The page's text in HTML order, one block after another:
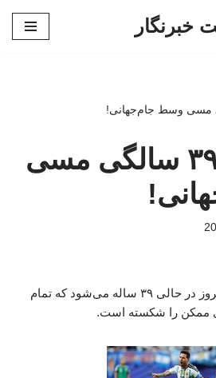
خبرنگار
جشن تولد ۳۹ سالگی مسی
فوق‌ستاره آرژانتینی امروز در حالی ۳۹ ساله می‌شود که تمام
ممکن را شکسته است.